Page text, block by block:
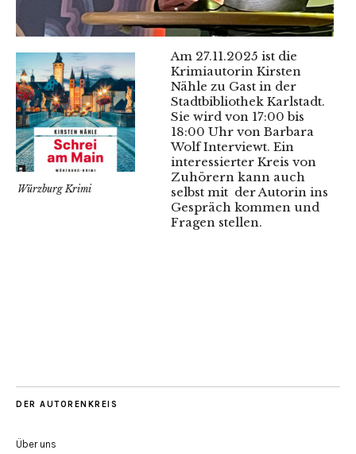
Würzburg Krimi
Am 27.11.2025 ist die
Krimiautorin Kirsten
Nähle zu Gast in der
Stadtbibliothek Karlstadt.
Sie wird von 17:00 bis
18:00 Uhr von Barbara
Wolf Interviewt. Ein
interessierter Kreis von
Zuhörern kann auch
selbst mit der Autorin ins
Gespräch kommen und
Fragen stellen.
DER AUTORENKREIS
Über uns